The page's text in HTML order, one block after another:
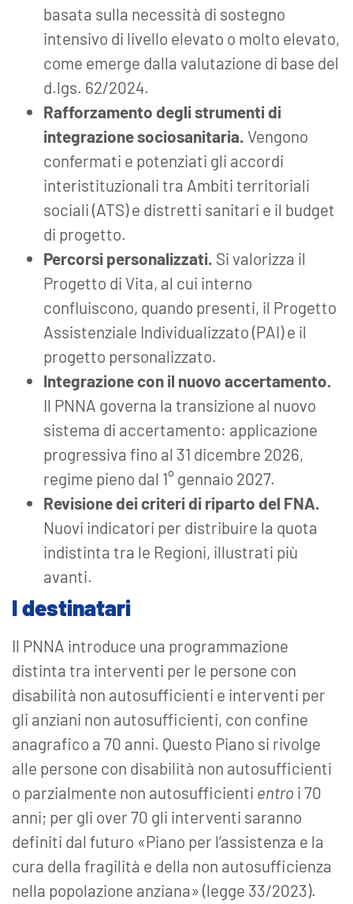
basata sulla necessità di sostegno
intensivo di livello elevato o molto elevato,
come emerge dalla valutazione di base del
d.lgs. 62/2024.
Rafforzamento degli strumenti di
integrazione sociosanitaria. Vengono
confermati e potenziati gli accordi
interistituzionali tra Ambiti territoriali
sociali (ATS) e distretti sanitari e il budget
di progetto.
Percorsi personalizzati. Si valorizza il
Progetto di Vita, al cui interno
confluiscono, quando presenti, il Progetto
Assistenziale Individualizzato (PAI) e il
progetto personalizzato.
Integrazione con il nuovo accertamento.
Il PNNA governa la transizione al nuovo
sistema di accertamento: applicazione
progressiva fino al 31 dicembre 2026,
regime pieno dal 1° gennaio 2027.
Revisione dei criteri di riparto del FNA.
Nuovi indicatori per distribuire la quota
indistinta tra le Regioni, illustrati più
avanti.
I destinatari
Il PNNA introduce una programmazione
distinta tra interventi per le persone con
disabilità non autosufficienti e interventi per
gli anziani non autosufficienti, con confine
anagrafico a 70 anni. Questo Piano si rivolge
alle persone con disabilità non autosufficienti
o parzialmente non autosufficienti entro i 70
anni; per gli over 70 gli interventi saranno
definiti dal futuro «Piano per l’assistenza e la
cura della fragilità e della non autosufficienza
nella popolazione anziana» (legge 33/2023).